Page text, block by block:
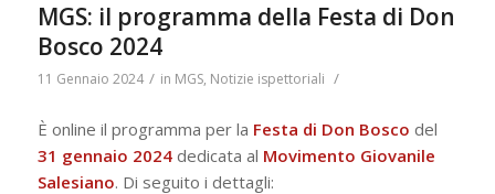
MGS: il programma della Festa di Don
Bosco 2024
11 Gennaio 2024 / in MGS, Notizie ispettoriali /
È online il programma per la Festa di Don Bosco del
31 gennaio 2024dedicata al Movimento Giovanile
Salesiano. Di seguito i dettagli: